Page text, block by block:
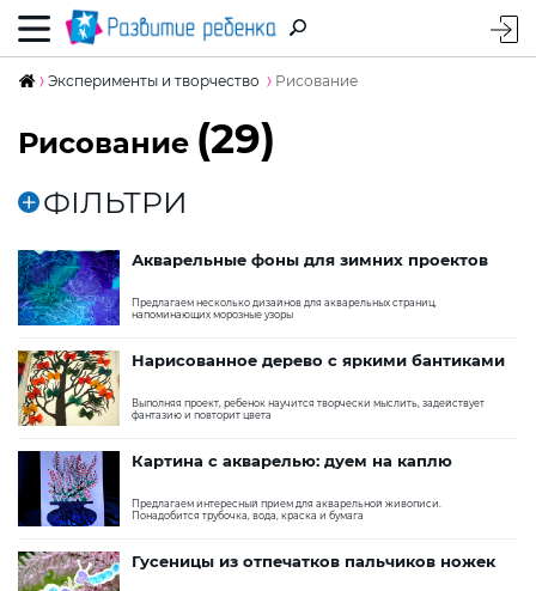
Эксперименты и творчество Рисование
Рисование (29)
ФІЛЬТРИ
Акварельные фоны для зимних проектов
Предлагаем несколько дизайнов для акварельных страниц,
напоминающих морозные узоры
Нарисованное дерево с яркими бантиками
Выполняя проект, ребенок научится творчески мыслить, задействует
фантазию и повторит цвета
Картина с акварелью: дуем на каплю
Предлагаем интересный прием для акварельной живописи.
Понадобится трубочка, вода, краска и бумага
Гусеницы из отпечатков пальчиков ножек